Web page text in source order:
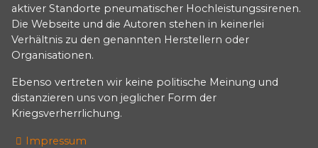
aktiver Standorte pneumatischer Hochleistungssirenen.
Die Webseite und die Autoren stehen in keinerlei
Verhältnis zu den genannten Herstellern oder
Organisationen.
Ebenso vertreten wir keine politische Meinung und
distanzieren uns von jeglicher Form der
Kriegsverherrlichung.
Impressum